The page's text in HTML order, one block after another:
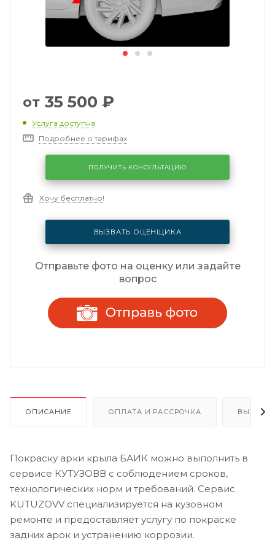
от 35 500 ₽
Услуга доступна
Подробнее о тарифах
ПОЛУЧИТЬ КОНСУЛЬТАЦИЮ
Хочу бесплатно!
ВЫЗВАТЬ ОЦЕНЩИКА
Отправьте фото на оценку или задайте
вопрос
ОПИСАНИЕ ОПЛАТА И РАССРОЧКА ВЫЗОВ
Покраску арки крыла БАИК можно выполнить в
сервисе КУТУЗОВВ с соблюдением сроков,
технологических норм и требований. Сервис
KUTUZOVV специализируется на кузовном
ремонте и предоставляет услугу по покраске
задних арок и устранению коррозии.